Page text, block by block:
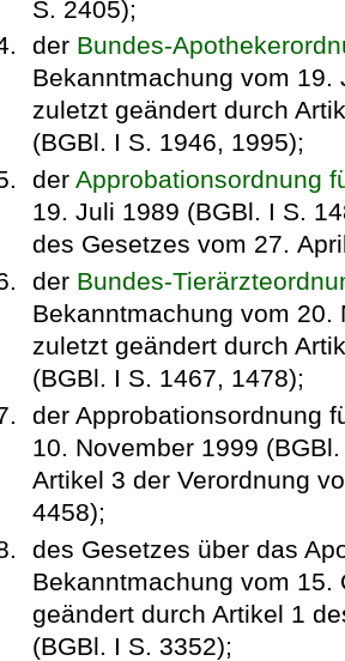
S. 2405);
der Bundes-
Bekanntmachung vom 19.
zuletzt geändert durch
(BGBl. I S. 1946, 1995);
der Approbationsordnung
19. Juli 1989 (BGBl. I S.
des Gesetzes vom 27.
der Bundes-
Bekanntmachung vom 20.
zuletzt geändert durch
(BGBl. I S. 1467, 1478);
der Approbationsordnung
10. November 1999
Artikel 3 der Verordnung
4458);
des Gesetzes über das
Bekanntmachung vom 15.
geändert durch Artikel 1
(BGBl. I S. 3352);